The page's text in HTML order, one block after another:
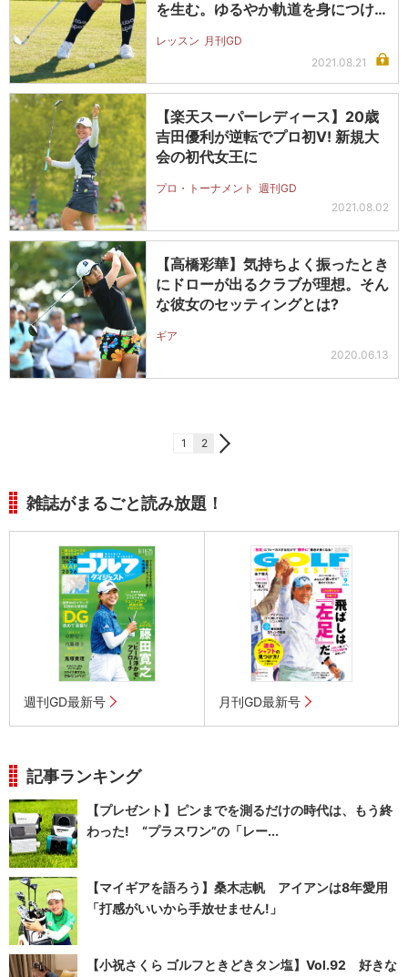
を生む。ゆるやか軌道を身につけよ
レッスン 月刊GD
2021.08.21
【楽天スーパーレディース】20歳
吉田優利が逆転でプロ初V! 新規大
会の初代女王に
プロ・トーナメント 週刊GD
2021.08.02
【高橋彩華】気持ちよく振ったとき
にドローが出るクラブが理想。そん
な彼女のセッティングとは?
ギア
2020.06.13
1 2
雑誌がまるごと読み放題！
週刊GD最新号 月刊GD最新号
記事ランキング
【プレゼント】ピンまでを測るだけの時代は、もう終
わった! “プラスワン”の「レー...
【マイギアを語ろう】桑木志帆 アイアンは8年愛用
「打感がいいから手放せません!」
【小祝さくら ゴルフときどきタン塩】Vol.92 好きな